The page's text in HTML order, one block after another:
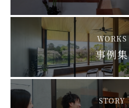
WORKS
事例集
STORY